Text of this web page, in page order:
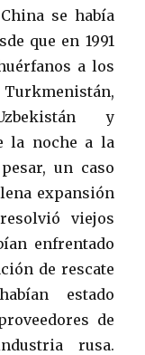
se había
que en 1991
a los
y
la noche a la
un caso
expansión
viejos
enfrentado
de rescate
estado
de
rusa.